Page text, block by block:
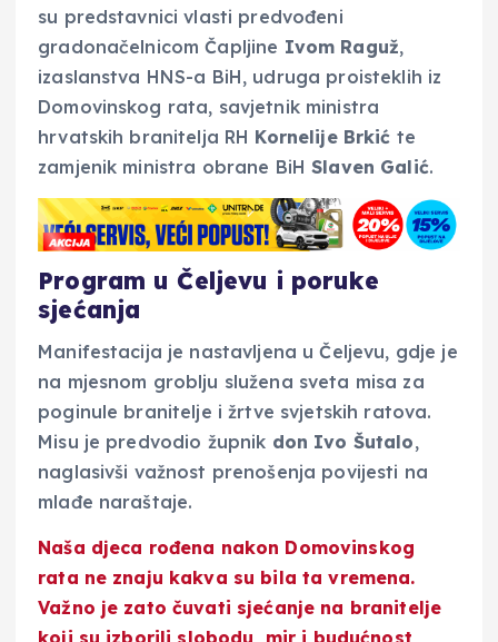
su predstavnici vlasti predvođeni
gradonačelnicom Čapljine Ivom Raguž,
izaslanstva HNS-a BiH, udruga proisteklih iz
Domovinskog rata, savjetnik ministra
hrvatskih branitelja RH Kornelije Brkić te
zamjenik ministra obrane BiHSlaven Galić.
Program u Čeljevu i poruke
sjećanja
Manifestacija je nastavljena u Čeljevu, gdje je
na mjesnom groblju služena sveta misa za
poginule branitelje i žrtve svjetskih ratova.
Misu je predvodio župnik don Ivo Šutalo,
naglasivši važnost prenošenja povijesti na
mlađe naraštaje.
Naša djeca rođena nakon Domovinskog
rata ne znaju kakva su bila ta vremena.
Važno je zato čuvati sjećanje na branitelje